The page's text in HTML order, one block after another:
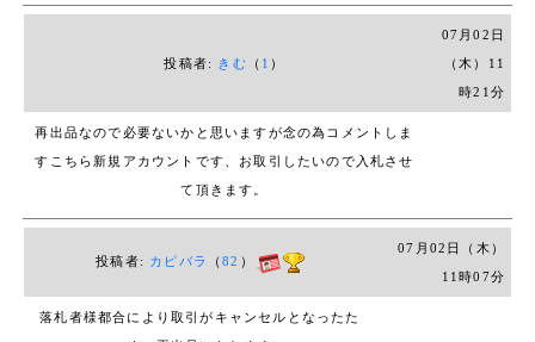
には対応しておりません。
サイズは素人による採寸のため、多少の誤差が生じる可能
性がございます。
実際に着用していたため、汚れや細かい傷がある場合があ
ります。ご了承ください。
発送方法は佐川急便となります。送料は全国一律1,500円
です。発送までに1週間ほどお時間をいただく場合がござ
います。遅延の可能性もございますので、あらかじめご了
承ください。
評価が0の方は、お手数ですが購入のご意思をコメント欄
投稿者: きむ （ 1 ）
07月02日
（木）11
時21分
再出品なので必要ないかと思いますが念の為コメントしま
す こちら新規アカウントです、お取引したいので入札させ
て頂きます。
投稿者: カピバラ （82 ）
07月02日（木）
11時07分
落札者様都合により取引がキャンセルとなったた